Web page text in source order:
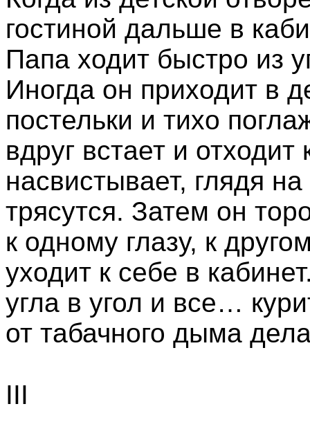
гостиной дальше в
Папа ходит быстро из
Иногда он приходит в
постельки и тихо
вдруг встает и отходит
насвистывает, глядя
трясутся. Затем он
к одному глазу, к
уходит к себе в
угла в угол и все…
от табачного дыма
III